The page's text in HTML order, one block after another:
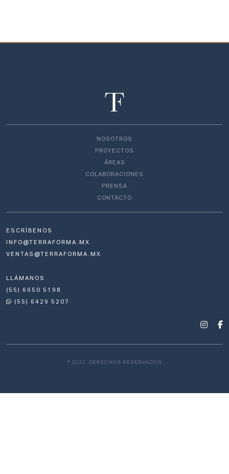
NOSOTROS
PROYECTOS
ÁREAS
COLABORACIONES
PRENSA
CONTACTO
ESCRÍBENOS
INFO@TERRAFORMA.MX
VENTAS@TERRAFORMA.MX
LLÁMANOS
(55) 6650 5198
(55) 6429 5207
® 2022, DERECHOS RESERVADOS